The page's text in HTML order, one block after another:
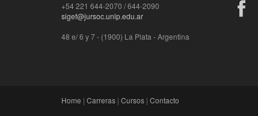
+54 221 644-2070 / 644-2090
sigef@jursoc.unlp.edu.ar
48 e/ 6 y 7 - (1900) La Plata - Argentina
Home | Carreras | Cursos | Contacto